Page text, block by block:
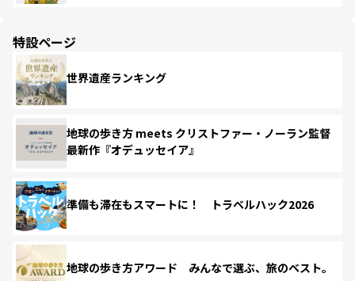
特設ページ
世界遺産ランキング
地球の歩き方 meets クリストファー・ノーラン監督
最新作『オデュッセイア』
準備も滞在もスマートに！ トラベルハック2026
地球の歩き方アワード みんなで選ぶ、旅のベスト。